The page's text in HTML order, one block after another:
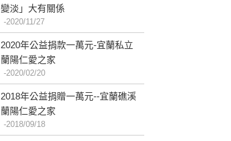
變淡」大有關係
2020/11/27
2020年公益捐款一萬元-宜蘭私立
蘭陽仁愛之家
2020/02/20
2018年公益捐贈一萬元--宜蘭礁溪
蘭陽仁愛之家
2018/09/18